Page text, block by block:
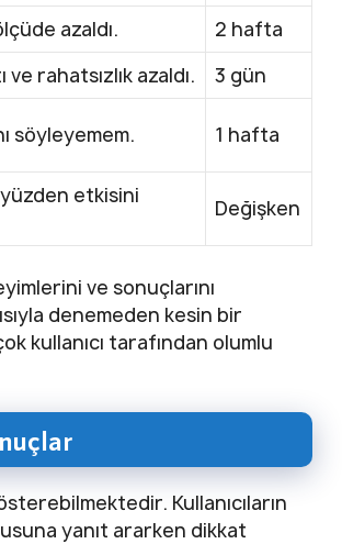
azaldı.
2 hafta
rahatsızlık azaldı.
3 gün
söyleyemem. 1 hafta
etkisini
Değişken
ve sonuçlarını
denemeden kesin bir
kullanıcı tarafından olumlu
Kullanıcıların
yanıt ararken dikkat